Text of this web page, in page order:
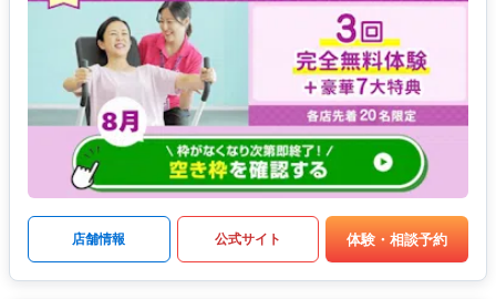
店舗情報 公式サイト 体験・相談予約